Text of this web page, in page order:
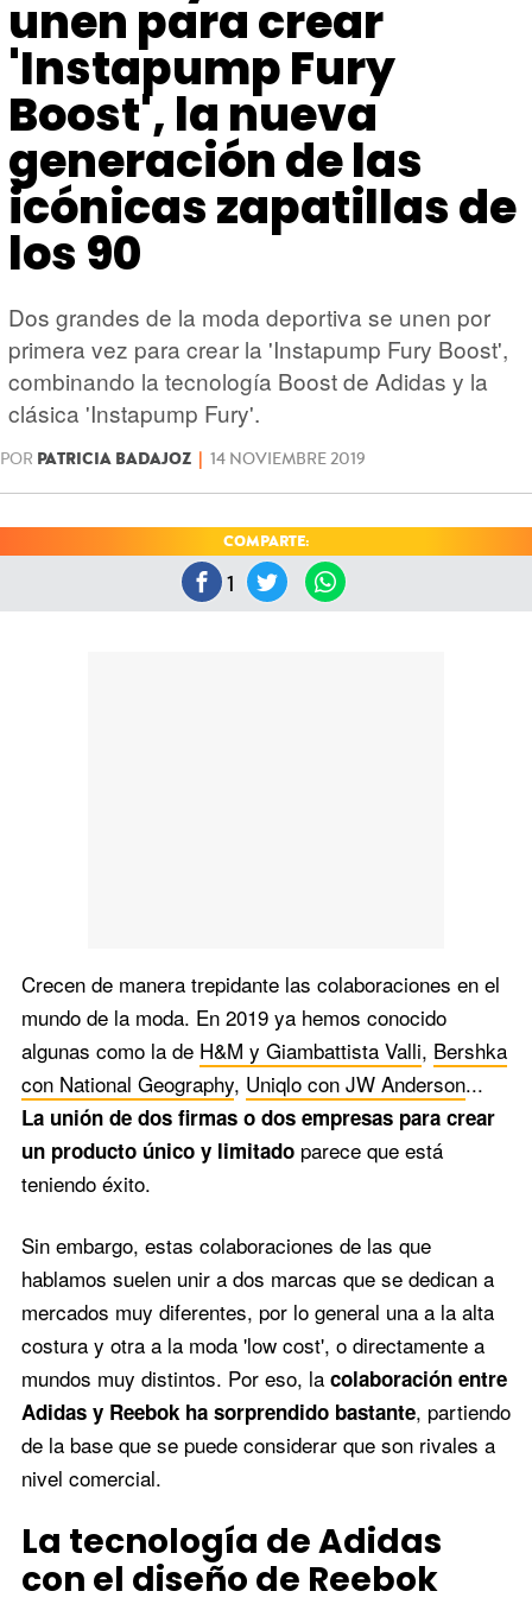
unen para crear
'Instapump Fury
Boost', la nueva
generación de las
icónicas zapatillas de
los 90
Dos grandes de la moda deportiva se unen por
primera vez para crear la 'Instapump Fury Boost',
combinando la tecnología Boost de Adidas y la
clásica 'Instapump Fury'.
POR PATRICIA BADAJOZ | 14 NOVIEMBRE 2019
COMPARTE:
1
Crecen de manera trepidante las colaboraciones en el
mundo de la moda. En 2019 ya hemos conocido
algunas como la de H&M y Giambattista Valli, Bershka
con National Geography, Uniqlo con JW Anderson...
La unión de dos firmas o dos empresas para crear
un producto único y limitadoparece que está
teniendo éxito.
Sin embargo, estas colaboraciones de las que
hablamos suelen unir a dos marcas que se dedican a
mercados muy diferentes, por lo general una a la alta
costura y otra a la moda 'low cost', o directamente a
mundos muy distintos. Por eso, la colaboración entre
Adidas y Reebok ha sorprendido bastante, partiendo
de la base que se puede considerar que son rivales a
nivel comercial.
La tecnología de Adidas
con el diseño de Reebok